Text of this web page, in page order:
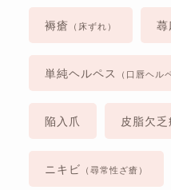
褥瘡 （床ずれ） 蕁
単純ヘルペス （口唇ヘル
陥入爪 皮脂欠
ニキビ （尋常性ざ瘡）